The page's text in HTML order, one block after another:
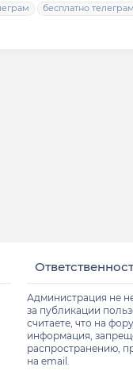
бесплатно телеграм
Администрация не
за публикации
считаете, что на
информация,
распространению,
на email.